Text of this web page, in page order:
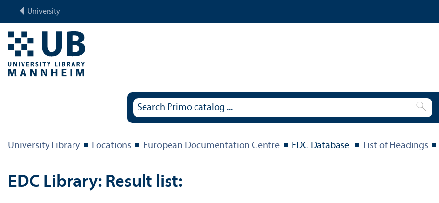
University
University Library Locations European Documentation Centre EDC Database List of Headings
EDC Library: Result list: